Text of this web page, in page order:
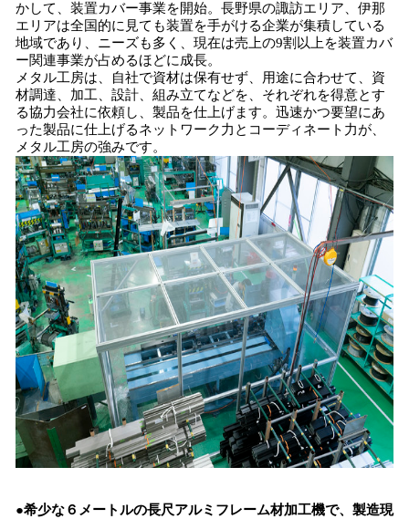
かして、装置カバー事業を開始。長野県の諏訪エリア、伊那
エリアは全国的に見ても装置を手がける企業が集積している
地域であり、ニーズも多く、現在は売上の9割以上を装置カバ
ー関連事業が占めるほどに成長。
メタル工房は、自社で資材は保有せず、用途に合わせて、資
材調達、加工、設計、組み立てなどを、それぞれを得意とす
る協力会社に依頼し、製品を仕上げます。迅速かつ要望にあ
った製品に仕上げるネットワーク力とコーディネート力が、
メタル工房の強みです。
●希少な６ メートルの長尺アルミフレーム材加工機で、製造現